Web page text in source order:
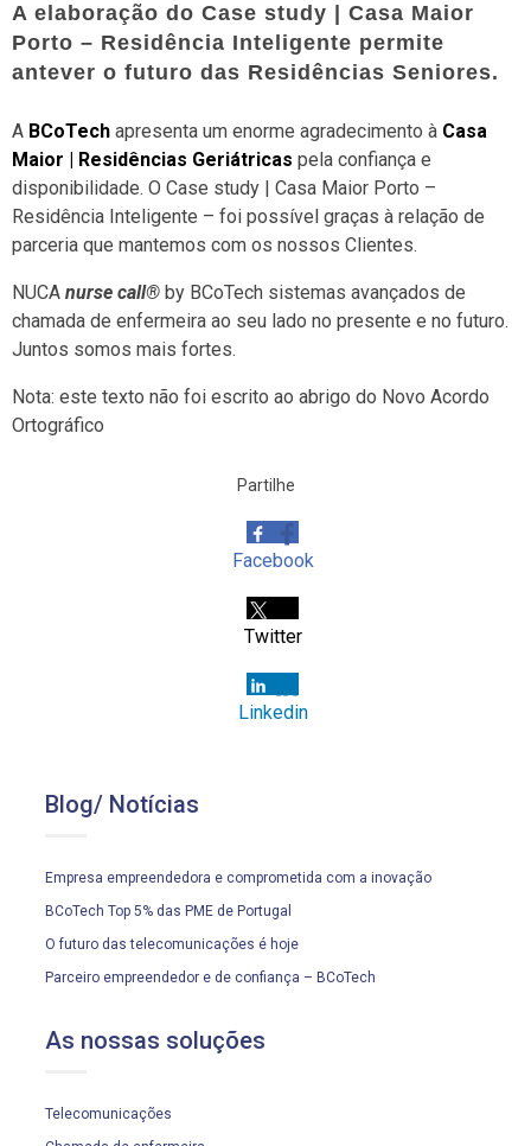
A elaboração do Case study | Casa Maior
Porto – Residência Inteligente permite
antever o futuro das Residências Seniores.
A BCoTech apresenta um enorme agradecimento à Casa
Maior | Residências Geriátricas pela confiança e
disponibilidade. O Case study | Casa Maior Porto –
Residência Inteligente – foi possível graças à relação de
parceria que mantemos com os nossos Clientes.
NUCA nurse call® by BCoTech sistemas avançados de
chamada de enfermeira ao seu lado no presente e no futuro.
Juntos somos mais fortes.
Nota: este texto não foi escrito ao abrigo do Novo Acordo
Ortográfico
Partilhe
Facebook
Twitter
Linkedin
Blog/ Notícias
Empresa empreendedora e comprometida com a inovação
BCoTech Top 5% das PME de Portugal
O futuro das telecomunicações é hoje
Parceiro empreendedor e de confiança – BCoTech
As nossas soluções
Telecomunicações